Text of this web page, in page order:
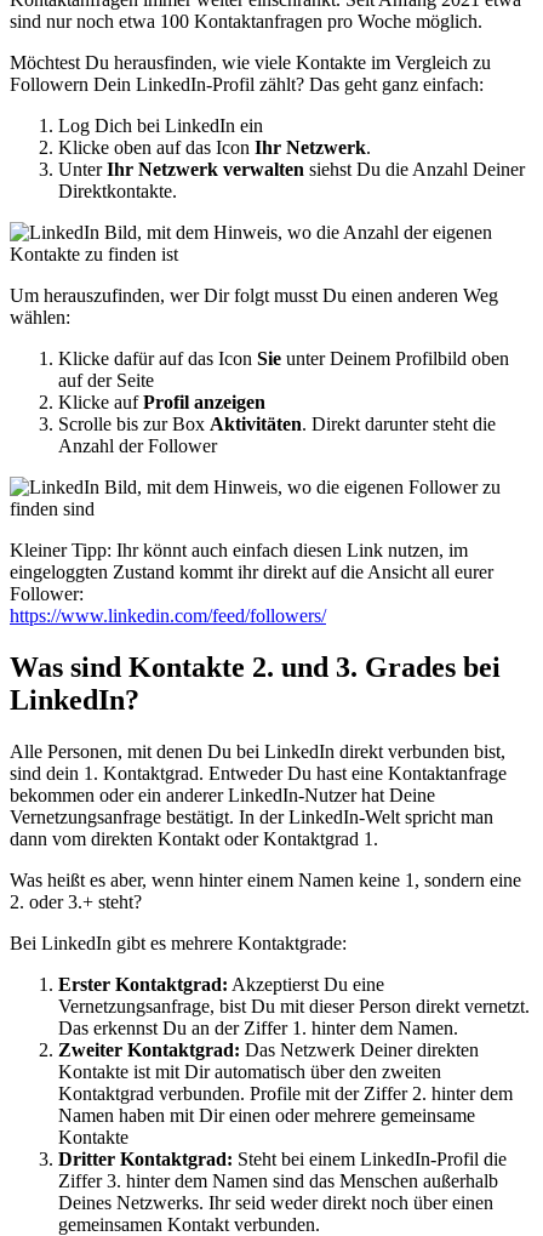
sind nur noch etwa 100 Kontaktanfragen pro Woche möglich.
Möchtest Du herausfinden, wie viele Kontakte im Vergleich zu
Followern Dein LinkedIn-Profil zählt? Das geht ganz einfach:
Log Dich bei LinkedIn ein
Klicke oben auf das Icon Ihr Netzwerk.
UnterIhr Netzwerk verwalten siehst Du die Anzahl Deiner
Direktkontakte.
Um herauszufinden, wer Dir folgt musst Du einen anderen Weg
wählen:
Klicke dafür auf das Icon Sie unter Deinem Profilbild oben
auf der Seite
Klicke aufProfil anzeigen
Scrolle bis zur Box Aktivitäten. Direkt darunter steht die
Anzahl der Follower
Kleiner Tipp: Ihr könnt auch einfach diesen Link nutzen, im
eingeloggten Zustand kommt ihr direkt auf die Ansicht all eurer
Follower:
https://www.linkedin.com/feed/followers/
Was sind Kontakte 2. und 3. Grades bei
LinkedIn?
Alle Personen, mit denen Du bei LinkedIn direkt verbunden bist,
sind dein 1. Kontaktgrad. Entweder Du hast eine Kontaktanfrage
bekommen oder ein anderer LinkedIn-Nutzer hat Deine
Vernetzungsanfrage bestätigt. In der LinkedIn-Welt spricht man
dann vom direkten Kontakt oder Kontaktgrad 1.
Was heißt es aber, wenn hinter einem Namen keine 1, sondern eine
2. oder 3.+ steht?
Bei LinkedIn gibt es mehrere Kontaktgrade:
Erster Kontaktgrad: Akzeptierst Du eine
Vernetzungsanfrage, bist Du mit dieser Person direkt vernetzt.
Das erkennst Du an der Ziffer 1. hinter dem Namen.
Zweiter Kontaktgrad: Das Netzwerk Deiner direkten
Kontakte ist mit Dir automatisch über den zweiten
Kontaktgrad verbunden. Profile mit der Ziffer 2. hinter dem
Namen haben mit Dir einen oder mehrere gemeinsame
Kontakte
Dritter Kontaktgrad: Steht bei einem LinkedIn-Profil die
Ziffer 3. hinter dem Namen sind das Menschen außerhalb
Deines Netzwerks. Ihr seid weder direkt noch über einen
gemeinsamen Kontakt verbunden.